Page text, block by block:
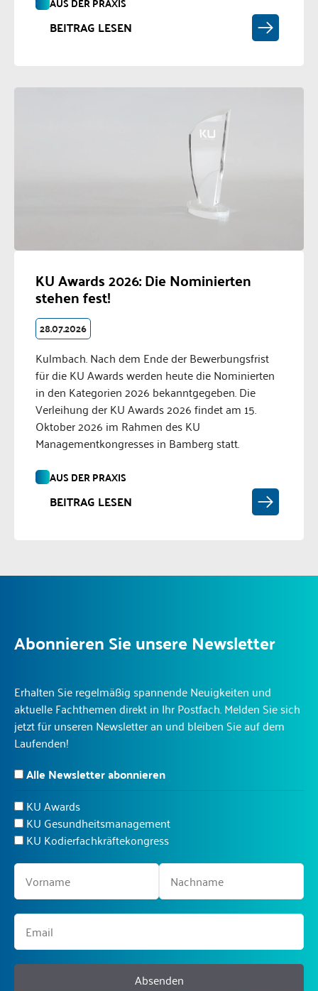
BEITRAG LESEN
KU Awards 2026: Die Nominierten
stehen fest!
28.07.2026
Kulmbach. Nach dem Ende der Bewerbungsfrist
für die KU Awards werden heute die Nominierten
in den Kategorien 2026 bekanntgegeben. Die
Verleihung der KU Awards 2026 findet am 15.
Oktober 2026 im Rahmen des KU
Managementkongresses in Bamberg statt.
AUS DER PRAXIS
BEITRAG LESEN
Abonnieren Sie unsere Newsletter
Erhalten Sie regelmäßig spannende Neuigkeiten und
aktuelle Fachthemen direkt in Ihr Postfach. Melden Sie sich
jetzt für unseren Newsletter an und bleiben Sie auf dem
Laufenden!
Alle Newsletter abonnieren
KU Awards
KU Gesundheitsmanagement
KU Kodierfachkräftekongress
Absenden